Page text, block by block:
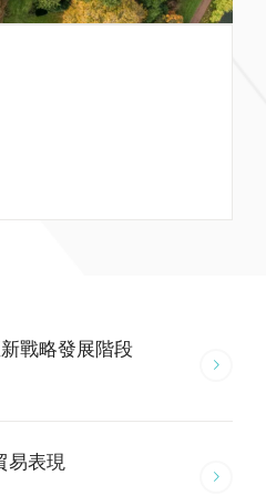
戰略發展階段
易表現